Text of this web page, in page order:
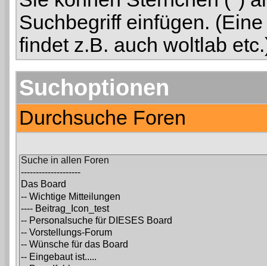
Suchbegriff einfügen.
findet z.B. auch woltlab
Suchoptionen
Durchsuche Foren